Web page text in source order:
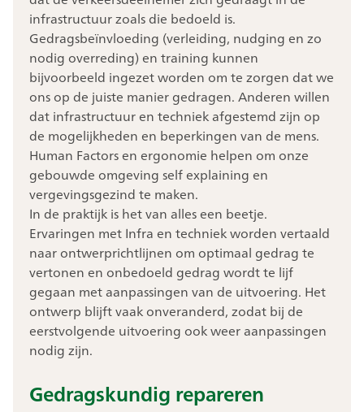
infrastructuur zoals die bedoeld is.
Gedragsbeïnvloeding (verleiding, nudging en zo
nodig overreding) en training kunnen
bijvoorbeeld ingezet worden om te zorgen dat we
ons op de juiste manier gedragen. Anderen willen
dat infrastructuur en techniek afgestemd zijn op
de mogelijkheden en beperkingen van de mens.
Human Factors en ergonomie helpen om onze
gebouwde omgeving self explaining en
vergevingsgezind te maken.
In de praktijk is het van alles een beetje.
Ervaringen met Infra en techniek worden vertaald
naar ontwerprichtlijnen om optimaal gedrag te
vertonen en onbedoeld gedrag wordt te lijf
gegaan met aanpassingen van de uitvoering. Het
ontwerp blijft vaak onveranderd, zodat bij de
eerstvolgende uitvoering ook weer aanpassingen
nodig zijn.
Gedragskundig repareren